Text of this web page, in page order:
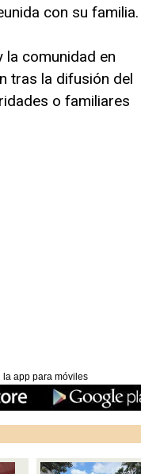
con su familia.
la comunidad en
tras la difusión del
o familiares
la app para móviles